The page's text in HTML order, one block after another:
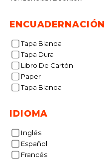
ENCUADERNACIÓN
Tapa Blanda
Tapa Dura
Libro De Cartón
Paper
Tapa Blanda
IDIOMA
Inglés
Español
Francés